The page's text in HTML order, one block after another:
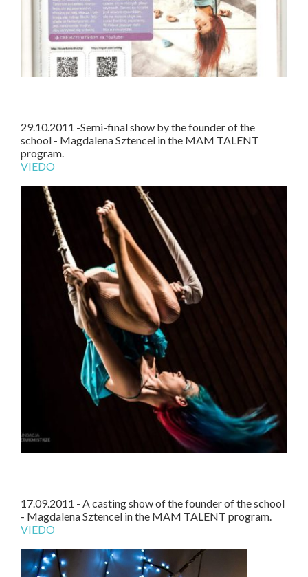
29.10.2011 -Semi-final show by the founder of the
school - Magdalena Sztencel in the MAM TALENT
program.
VIEDO
17.09.2011 - A casting show of the founder of the school
- Magdalena Sztencel in the MAM TALENT program.
VIEDO